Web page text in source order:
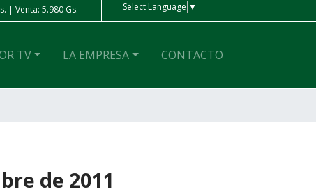
| Venta: 5.980 Gs. Peso Ar | Compra: 4 Gs. | Venta: 4 Gs.
Select Language ▼
TV LA EMPRESA CONTACTO
de 2011